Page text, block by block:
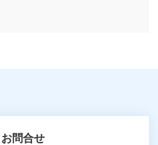
お問合せ